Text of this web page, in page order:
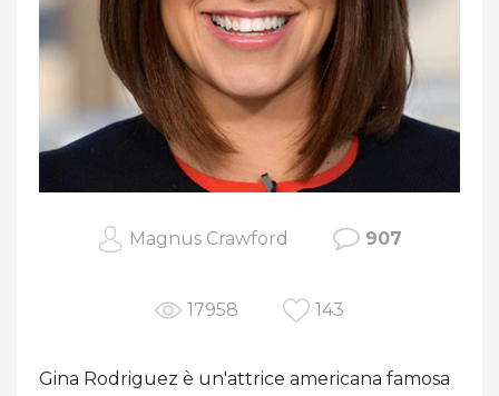
Magnus Crawford 907
17958 143
Gina Rodriguez è un'attrice americana famosa